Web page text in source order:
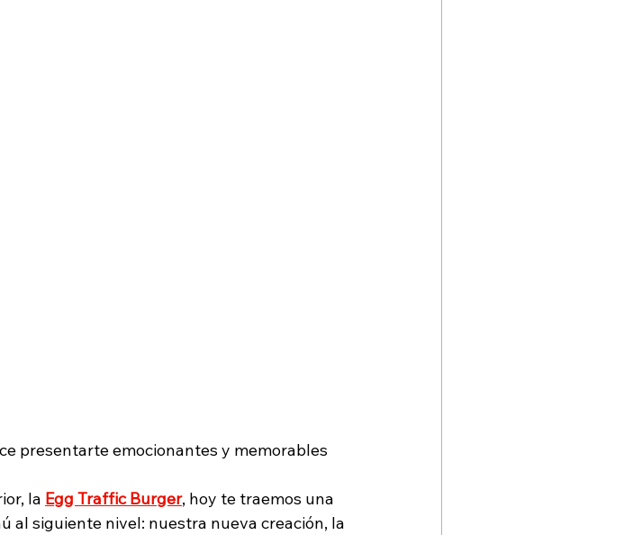
presentarte emocionantes y memorables
la Egg Traffic Burger, hoy te traemos una
al siguiente nivel: nuestra nueva creación, la